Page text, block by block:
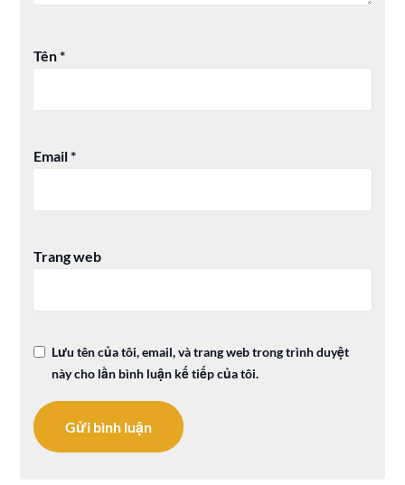
Tên*
Email*
Trang web
Lưu tên của tôi, email, và trang web trong trình duyệt
này cho lần bình luận kế tiếp của tôi.